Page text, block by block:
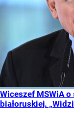
Wiceszef MSWiA
białoruskiej.